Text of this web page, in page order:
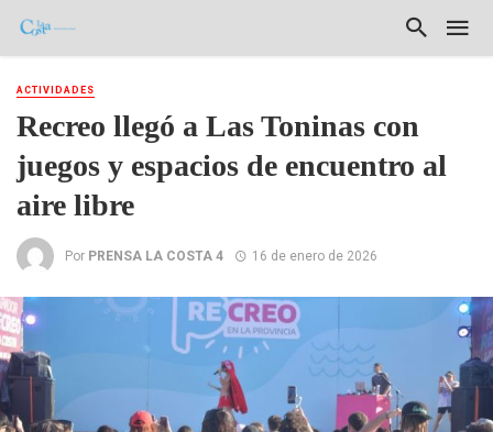
ACTIVIDADES
Recreo llegó a Las Toninas con
juegos y espacios de encuentro al
aire libre
Por PRENSA LA COSTA 4 16 de enero de 2026